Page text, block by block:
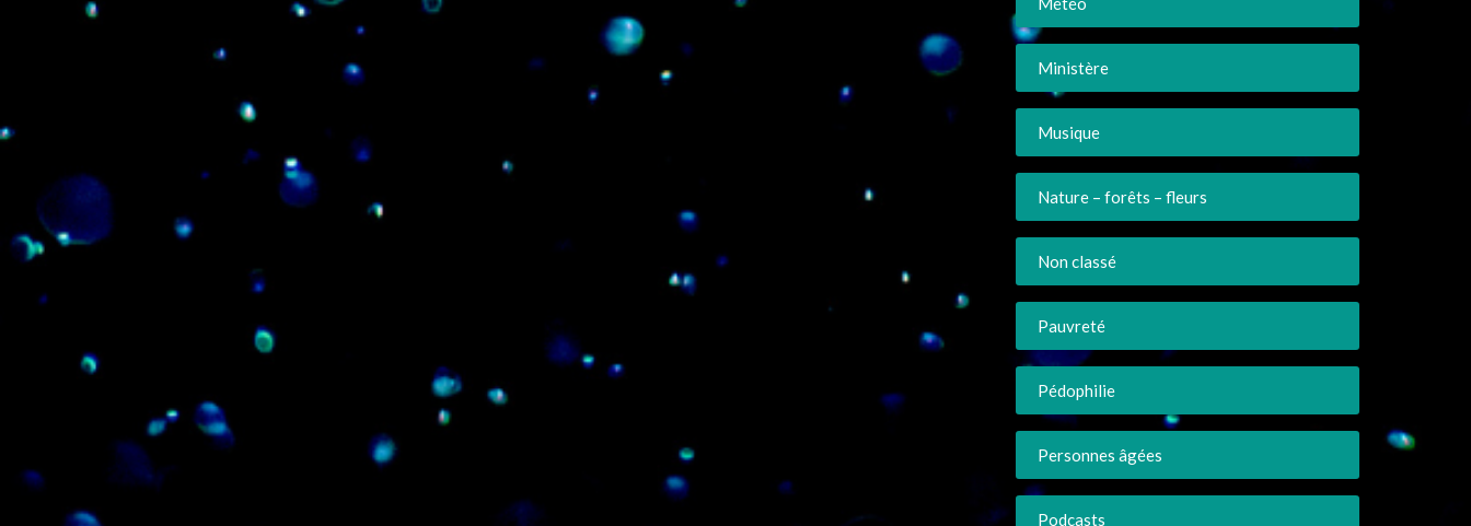
Ministère
Musique
Nature – forêts – fleurs
Non classé
Pauvreté
Pédophilie
Personnes âgées
Podcasts